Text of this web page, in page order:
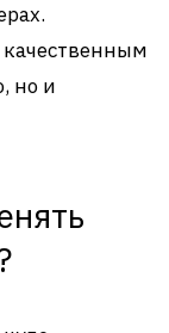
качественным
но и